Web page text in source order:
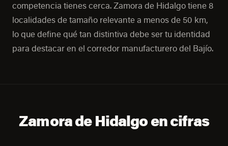
competencia tienes cerca. Zamora de Hidalgo tiene 8
localidades de tamaño relevante a menos de 50 km,
lo que define qué tan distintiva debe ser tu identidad
para destacar en el corredor manufacturero del Bajío.
Zamora de Hidalgo en cifras